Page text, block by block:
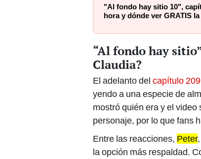
"Al fondo hay sitio 10",
hora y dónde ver GRATIS
“Al fondo hay
Claudia?
El adelanto del capítulo
yendo a una especie de
mostró quién era y el
personaje, por lo que fans
Entre las reacciones, Peter
la opción más respaldad.